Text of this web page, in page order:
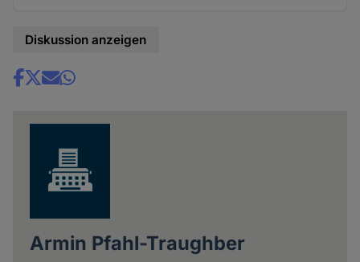
Diskussion anzeigen
Share
Armin Pfahl-Traughber